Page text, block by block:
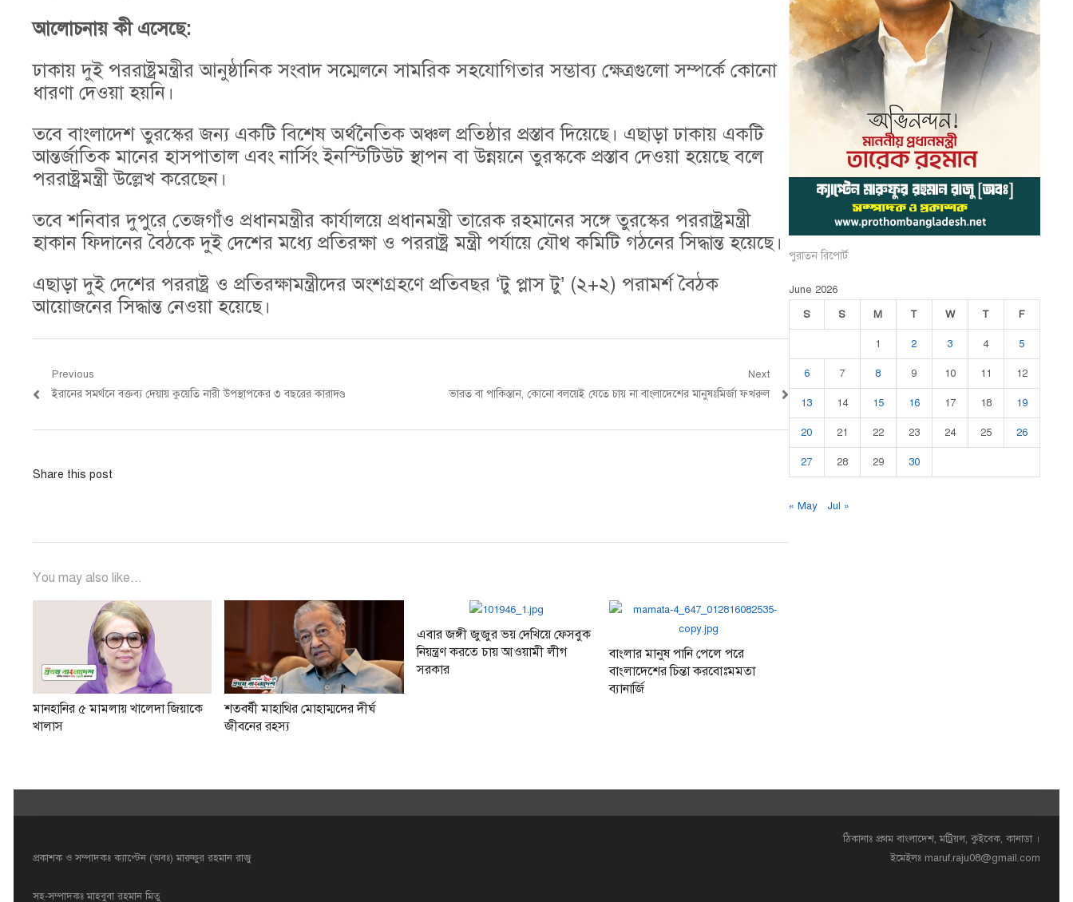
আলোচনায় কী এসেছে:
ঢাকায় দুই পররাষ্ট্রমন্ত্রীর আনুষ্ঠানিক সংবাদ সম্মেলনে সামরিক সহযোগিতার সম্ভাব্য ক্ষেত্রগুলো সম্পর্কে কোনো
ধারণা দেওয়া হয়নি।
তবে বাংলাদেশ তুরস্কের জন্য একটি বিশেষ অর্থনৈতিক অঞ্চল প্রতিষ্ঠার প্রস্তাব দিয়েছে। এছাড়া ঢাকায় একটি
আন্তর্জাতিক মানের হাসপাতাল এবং নার্সিং ইনস্টিটিউট স্থাপন বা উন্নয়নে তুরস্ককে প্রস্তাব দেওয়া হয়েছে বলে
পররাষ্ট্রমন্ত্রী উল্লেখ করেছেন।
তবে শনিবার দুপুরে তেজগাঁও প্রধানমন্ত্রীর কার্যালয়ে প্রধানমন্ত্রী তারেক রহমানের সঙ্গে তুরস্কের পররাষ্ট্রমন্ত্রী
হাকান ফিদানের বৈঠকে দুই দেশের মধ্যে প্রতিরক্ষা ও পররাষ্ট্র মন্ত্রী পর্যায়ে যৌথ কমিটি গঠনের সিদ্ধান্ত হয়েছে।
এছাড়া দুই দেশের পররাষ্ট্র ও প্রতিরক্ষামন্ত্রীদের অংশগ্রহণে প্রতিবছর ‘টু প্লাস টু’ (২+২) পরামর্শ বৈঠক
আয়োজনের সিদ্ধান্ত নেওয়া হয়েছে।
Post
navigation
Previous
Previous
ইরানের সমর্থনে বক্তব্য দেয়ায় কুয়েতি নারী উপস্থাপকের ৩ বছরের কারাদণ্ড
Next
Next
ভারত বা পাকিস্তান, কোনো বলয়েই যেতে চায় না বাংলাদেশের মানুষঃমির্জা ফখরুল
Share this post
You may also like...
মানহানির ৫ মামলায় খালেদা জিয়াকে
খালাস
শতবর্ষী মাহাথির মোহাম্মদের দীর্ঘ
জীবনের রহস্য
এবার জঙ্গী জুজুর ভয় দেখিয়ে ফেসবুক
নিয়ন্ত্রণ করতে চায় আওয়ামী লীগ
সরকার
বাংলার মানুষ পানি পেলে পরে
বাংলাদেশের চিন্তা করবোঃমমতা
ব্যানার্জি
পুরাতন রিপোর্ট
June 2026
S
S M T W T F
1 2 3 4 5
6 7 8 9 10 11 12
13 14 15 16 17 18 19
20 21 22 23 24 25 26
27 28 29 30
« May Jul »
প্রকাশক ও সম্পাদকঃ ক্যাপ্টেন (অবঃ) মারুফুর রহমান রাজু
সহ-সম্পাদকঃ মাহবুবা রহমান মিতু
ঠিকানাঃ প্রথম বাংলাদেশ, মট্রিয়ল, কুইবেক, কানাডা ।
ইমেইলঃ maruf.raju08@gmail.com